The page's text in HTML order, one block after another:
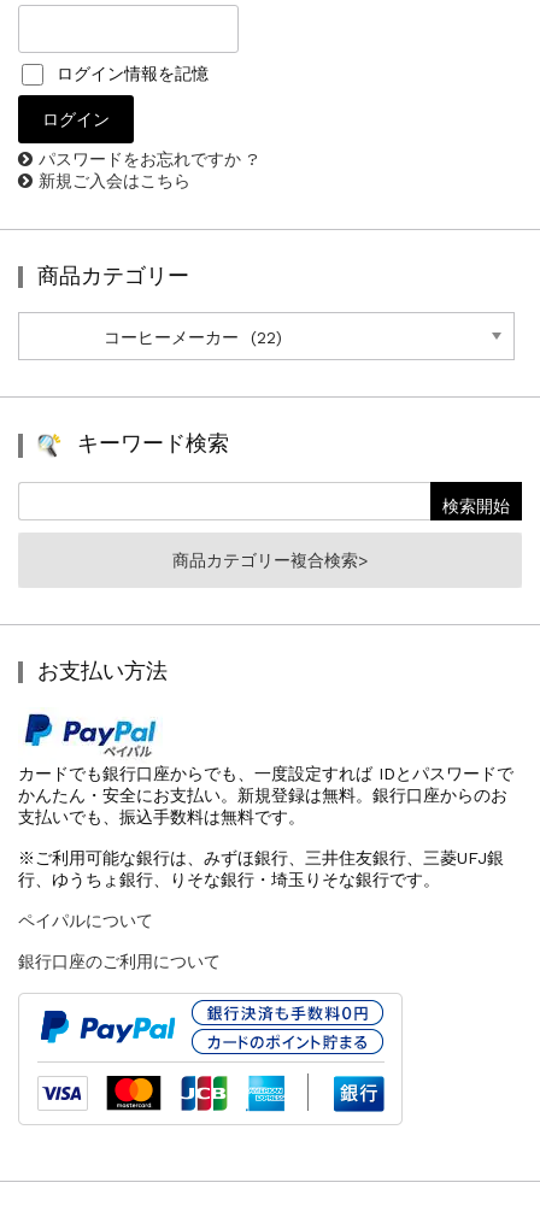
ログイン情報を記憶
パスワードをお忘れですか ?
新規ご入会はこちら
商品カテゴリー
カ
キーワード検索
商品カテゴリー複合検索>
お支払い方法
カードでも銀行口座からでも、一度設定すれば IDとパスワードで
かんたん・安全にお支払い。新規登録は無料。銀行口座からのお
支払いでも、振込手数料は無料です。
※ご利用可能な銀行は、みずほ銀行、三井住友銀行、三菱UFJ銀
行、ゆうちょ銀行、りそな銀行・埼玉りそな銀行です。
ペイパルについて
銀行口座のご利用について